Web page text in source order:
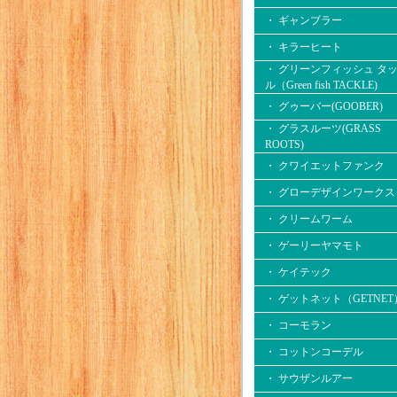
・ ギャンブラー
・ キラーヒート
・ グリーンフィッシュ タ
ル（Green fish TACKLE)
・ グゥーバー(GOOBER)
・ グラスルーツ(GRASS
ROOTS)
・ クワイエットファンク
・ グローデザインワークス
・ クリームワーム
・ ゲーリーヤマモト
・ ケイテック
・ ゲットネット（GETNET
・ コーモラン
・ コットンコーデル
・ サウザンルアー